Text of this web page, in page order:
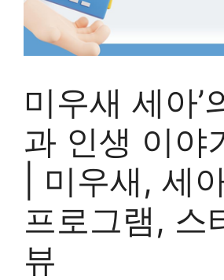
미우새 세아’
과 인생 이야
| 미우새, 세
프로그램, 스
뷰